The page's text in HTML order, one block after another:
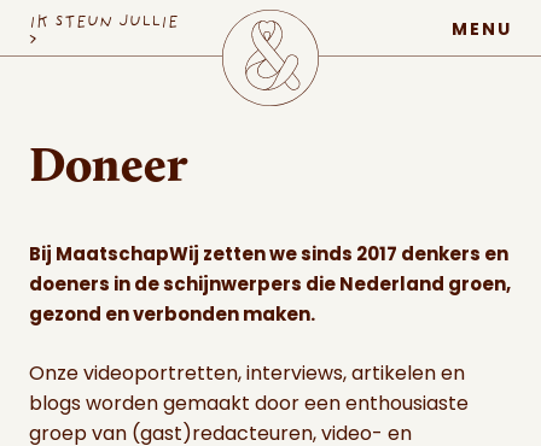
MaatschapWij
MENU
IK STEUN JULLIE
>
Doneer
Bij MaatschapWij zetten we sinds 2017 denkers en
doeners in de schijnwerpers die Nederland groen,
gezond en verbonden maken.
Onze videoportretten, interviews, artikelen en
blogs worden gemaakt door een enthousiaste
groep van (gast)redacteuren, video- en